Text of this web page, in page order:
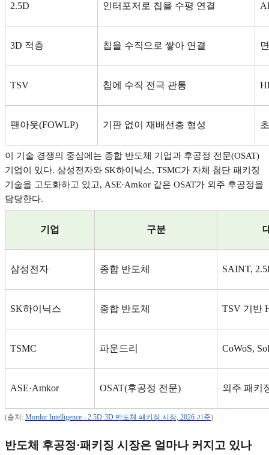
2.5D 인터포저로 칩을 수평 연결
3D 적층 칩을 수직으로 쌓아 연결
TSV 칩에 수직 전극 관통
팬아웃(FOWLP) 기판 없이 재배선층 형성
이 기술 경쟁의 중심에는 종합 반도체 기업과 후공정 전문(OSAT)
기업이 있다. 삼성전자와 SK하이닉스, TSMC가 자체 첨단 패키징
기술을 고도화하고 있고, ASE·Amkor 같은 OSAT가 외주 후공정을
담당한다.
기업 구분
삼성전자 종합 반도체 SAINT,
SK하이닉스 종합 반도체 TSV 기반
TSMC 파운드리 CoWoS,
ASE·Amkor OSAT(후공정 전문) 외주 패키
(출처 : Mordor Intelligence - 2.5D·3D 반도체 패키징 시장, 2026 기준)
반도체 후공정·패키징 시장은 얼마나 커지고 있나